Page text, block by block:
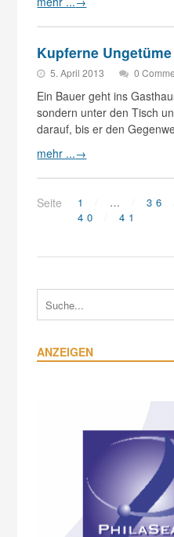
Kupferne
5. April 2013 0
Ein Bauer geht ins
sondern unter den Tisch
darauf, bis er den
mehr ...→
Seite 1 … 36
40
41
ANZEIGEN